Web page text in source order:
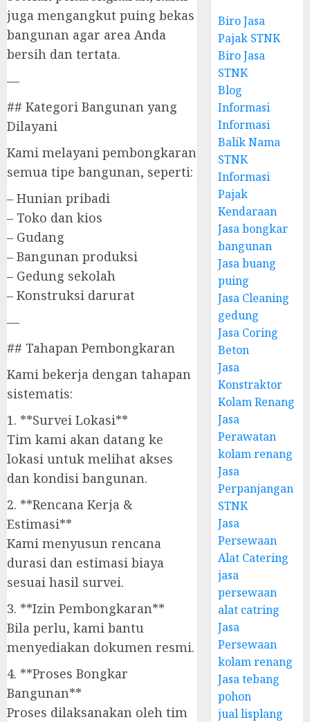
juga mengangkut puing bekas
bangunan agar area Anda
bersih dan tertata.
—
## Kategori Bangunan yang
Dilayani
Kami melayani pembongkaran
semua tipe bangunan, seperti:
– Hunian pribadi
– Toko dan kios
– Gudang
– Bangunan produksi
– Gedung sekolah
– Konstruksi darurat
—
## Tahapan Pembongkaran
Kami bekerja dengan tahapan
sistematis:
1. **Survei Lokasi**
Tim kami akan datang ke
lokasi untuk melihat akses
dan kondisi bangunan.
2. **Rencana Kerja &
Estimasi**
Kami menyusun rencana
durasi dan estimasi biaya
sesuai hasil survei.
3. **Izin Pembongkaran**
Bila perlu, kami bantu
menyediakan dokumen resmi.
4. **Proses Bongkar
Bangunan**
Proses dilaksanakan oleh tim
Biro Jasa
Pajak STNK
Biro Jasa
STNK
Blog
Informasi
Informasi
Balik Nama
STNK
Informasi
Pajak
Kendaraan
Jasa bongkar
bangunan
Jasa buang
puing
Jasa Cleaning
gedung
Jasa Coring
Beton
Jasa
Konstraktor
Kolam Renang
Jasa
Perawatan
kolam renang
Jasa
Perpanjangan
STNK
Jasa
Persewaan
Alat Catering
jasa
persewaan
alat catring
Jasa
Persewaan
kolam renang
Jasa tebang
pohon
jual lisplang